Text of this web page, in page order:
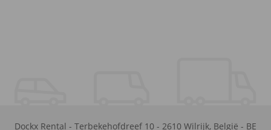
Dockx Rental - Terbekehofdreef 10 - 2610 Wilrijk, België - BE